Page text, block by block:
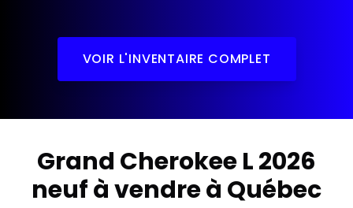
VOIR L'INVENTAIRE COMPLET
Grand Cherokee L 2026
neuf à vendre à Québec